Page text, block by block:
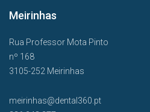
Meirinhas
Rua Professor Mota Pinto
nº 168
3105-252 Meirinhas
meirinhas@dental360.pt